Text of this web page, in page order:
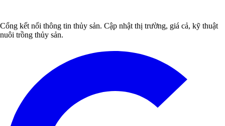
Cổng kết nối thông tin thủy sản. Cập nhật thị trường, giá cả, kỹ thuật
nuôi trồng thủy sản.